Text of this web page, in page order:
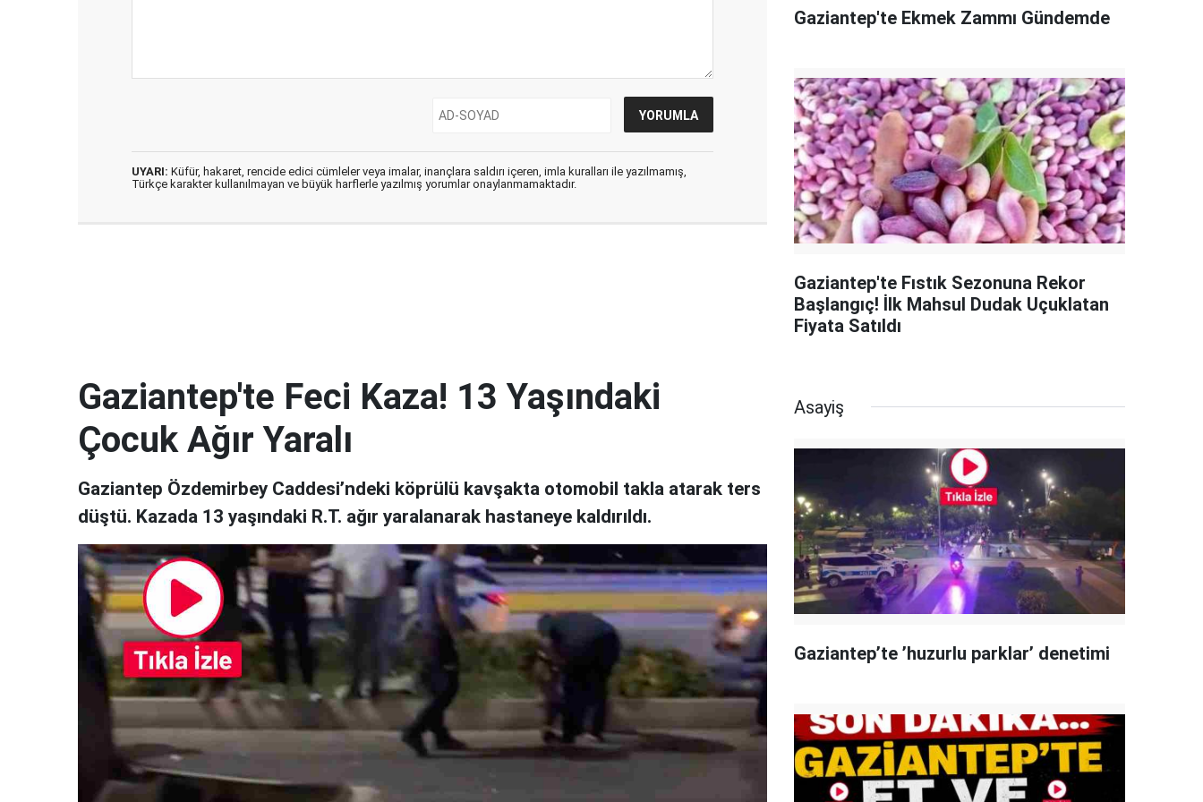
UYARI: Küfür, hakaret, rencide edici cümleler veya imalar, inançlara saldırı içeren, imla kuralları ile yazılmamış,
Türkçe karakter kullanılmayan ve büyük harflerle yazılmış yorumlar onaylanmamaktadır.
Gaziantep'te Ekmek Zammı Gündemde
Gaziantep'te Fıstık Sezonuna Rekor
Başlangıç! İlk Mahsul Dudak Uçuklatan
Fiyata Satıldı
Gaziantep'te Feci Kaza! 13 Yaşındaki
Çocuk Ağır Yaralı
Gaziantep Özdemirbey Caddesi’ndeki köprülü kavşakta otomobil takla atarak ters
düştü. Kazada 13 yaşındaki R.T. ağır yaralanarak hastaneye kaldırıldı.
Asayiş
Gaziantep’te ’huzurlu parklar’ denetimi